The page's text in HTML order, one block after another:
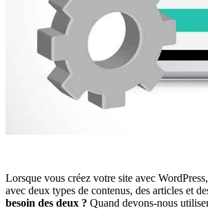
Lorsque vous créez votre site avec
avec deux types de contenus, des articles et
besoin des deux ? Quand devons-nous